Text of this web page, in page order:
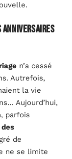
anniversaires
n’a cessé
Autrefois,
la vie
Aujourd’hui,
parfois
de
ne se limite